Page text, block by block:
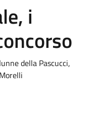
i
della Pascucci,